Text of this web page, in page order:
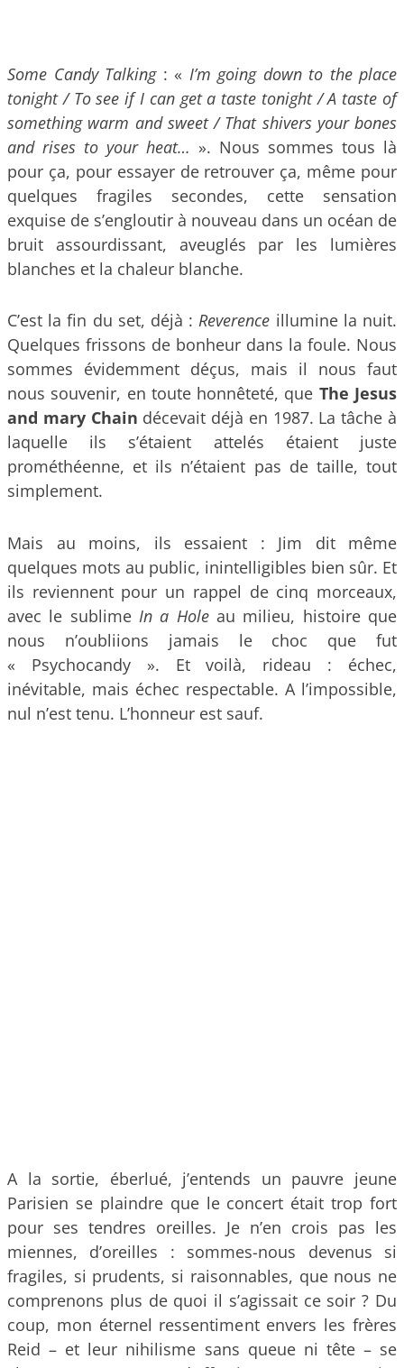
Some Candy Talking: « I’m going down to the place
tonight / To see if I can get a taste tonight / A taste of
something warm and sweet / That shivers your bones
and rises to your heat… ». Nous sommes tous là
pour ça, pour essayer de retrouver ça, même pour
quelques fragiles secondes, cette sensation
exquise de s’engloutir à nouveau dans un océan de
bruit assourdissant, aveuglés par les lumières
blanches et la chaleur blanche.
C’est la fin du set, déjà :Reverence illumine la nuit.
Quelques frissons de bonheur dans la foule. Nous
sommes évidemment déçus, mais il nous faut
nous souvenir, en toute honnêteté, que The Jesus
and mary Chain décevait déjà en 1987. La tâche à
laquelle ils s’étaient attelés étaient juste
prométhéenne, et ils n’étaient pas de taille, tout
simplement.
Mais au moins, ils essaient : Jim dit même
quelques mots au public, inintelligibles bien sûr. Et
ils reviennent pour un rappel de cinq morceaux,
avec le sublime In a Hole au milieu, histoire que
nous n’oubliions jamais le choc que fut
« Psychocandy ». Et voilà, rideau : échec,
inévitable, mais échec respectable. A l’impossible,
nul n’est tenu. L’honneur est sauf.
A la sortie, éberlué, j’entends un pauvre jeune
Parisien se plaindre que le concert était trop fort
pour ses tendres oreilles. Je n’en crois pas les
miennes, d’oreilles : sommes-nous devenus si
fragiles, si prudents, si raisonnables, que nous ne
comprenons plus de quoi il s’agissait ce soir ? Du
coup, mon éternel ressentiment envers les frères
Reid – et leur nihilisme sans queue ni tête – se